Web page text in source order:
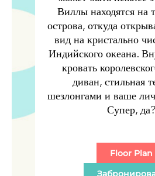
Виллы находятся на
острова, откуда
вид на кристально
Индийского океана.
кровать
диван, стильная
шезлонгами и ваше
Супер, да?